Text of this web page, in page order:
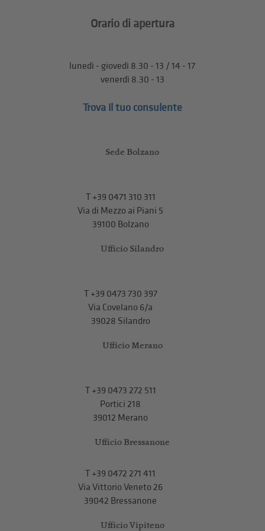
Orario di apertura
lunedì - giovedì 8.30 - 13 / 14 - 17
venerdì 8.30 - 13
Trova il tuo consulente
Sede Bolzano
T+39 0471 310 311
Via di Mezzo ai Piani 5
39100 Bolzano
Ufficio Silandro
T+39 0473 730 397
Via Covelano 6/a
39028 Silandro
Ufficio Merano
T+39 0473 272 511
Portici 218
39012 Merano
Ufficio Bressanone
T +39 0472 271 411
Via Vittorio Veneto 26
39042 Bressanone
Ufficio Vipiteno